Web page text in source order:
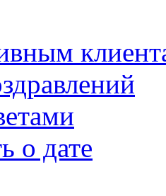
о дате